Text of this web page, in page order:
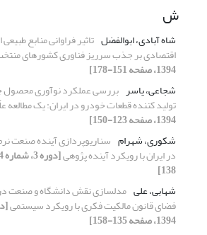
ش
شاه آبادی، ابوالفضل تاثیر فراوانی منابع
اقتصادی بر جذب سرریز فناوری کشورهای
1394، صفحه 151-178]
شجاعی، یاسر بررسی عملکرد نوآوری
تولید کننده قطعات خودرو در ایران: یک مطالعه
1394، صفحه 123-150]
شکوری، شهرام سناریوپردازی آینده صنعت
در ایران با رویکرد آینده پژوهی
138]
شهابی، علی مدلسازی نقش دانشگاه و صنعت در
فضای قانون مالکیت فکری با رویکرد سیستمی
1394، صفحه 135-158]